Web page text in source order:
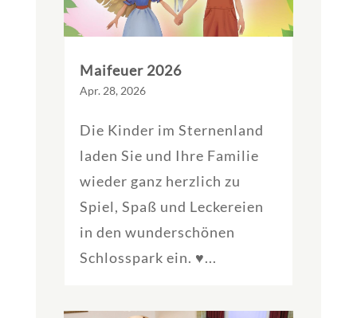
Maifeuer 2026
Apr. 28, 2026
Die Kinder im Sternenland
laden Sie und Ihre Familie
wieder ganz herzlich zu
Spiel, Spaß und Leckereien
in den wunderschönen
Schlosspark ein. ♥...